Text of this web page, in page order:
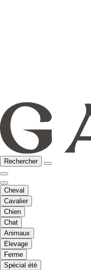
Rechercher
Cheval
Cavalier
Chien
Chat
Animaux
Elevage
Ferme
Spécial été